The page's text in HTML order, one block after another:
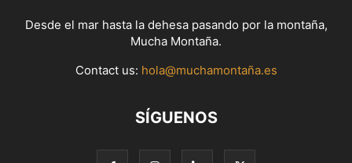
Desde el mar hasta la dehesa pasando por la montaña,
Mucha Montaña.
Contact us: hola@muchamontaña.es
SÍGUENOS